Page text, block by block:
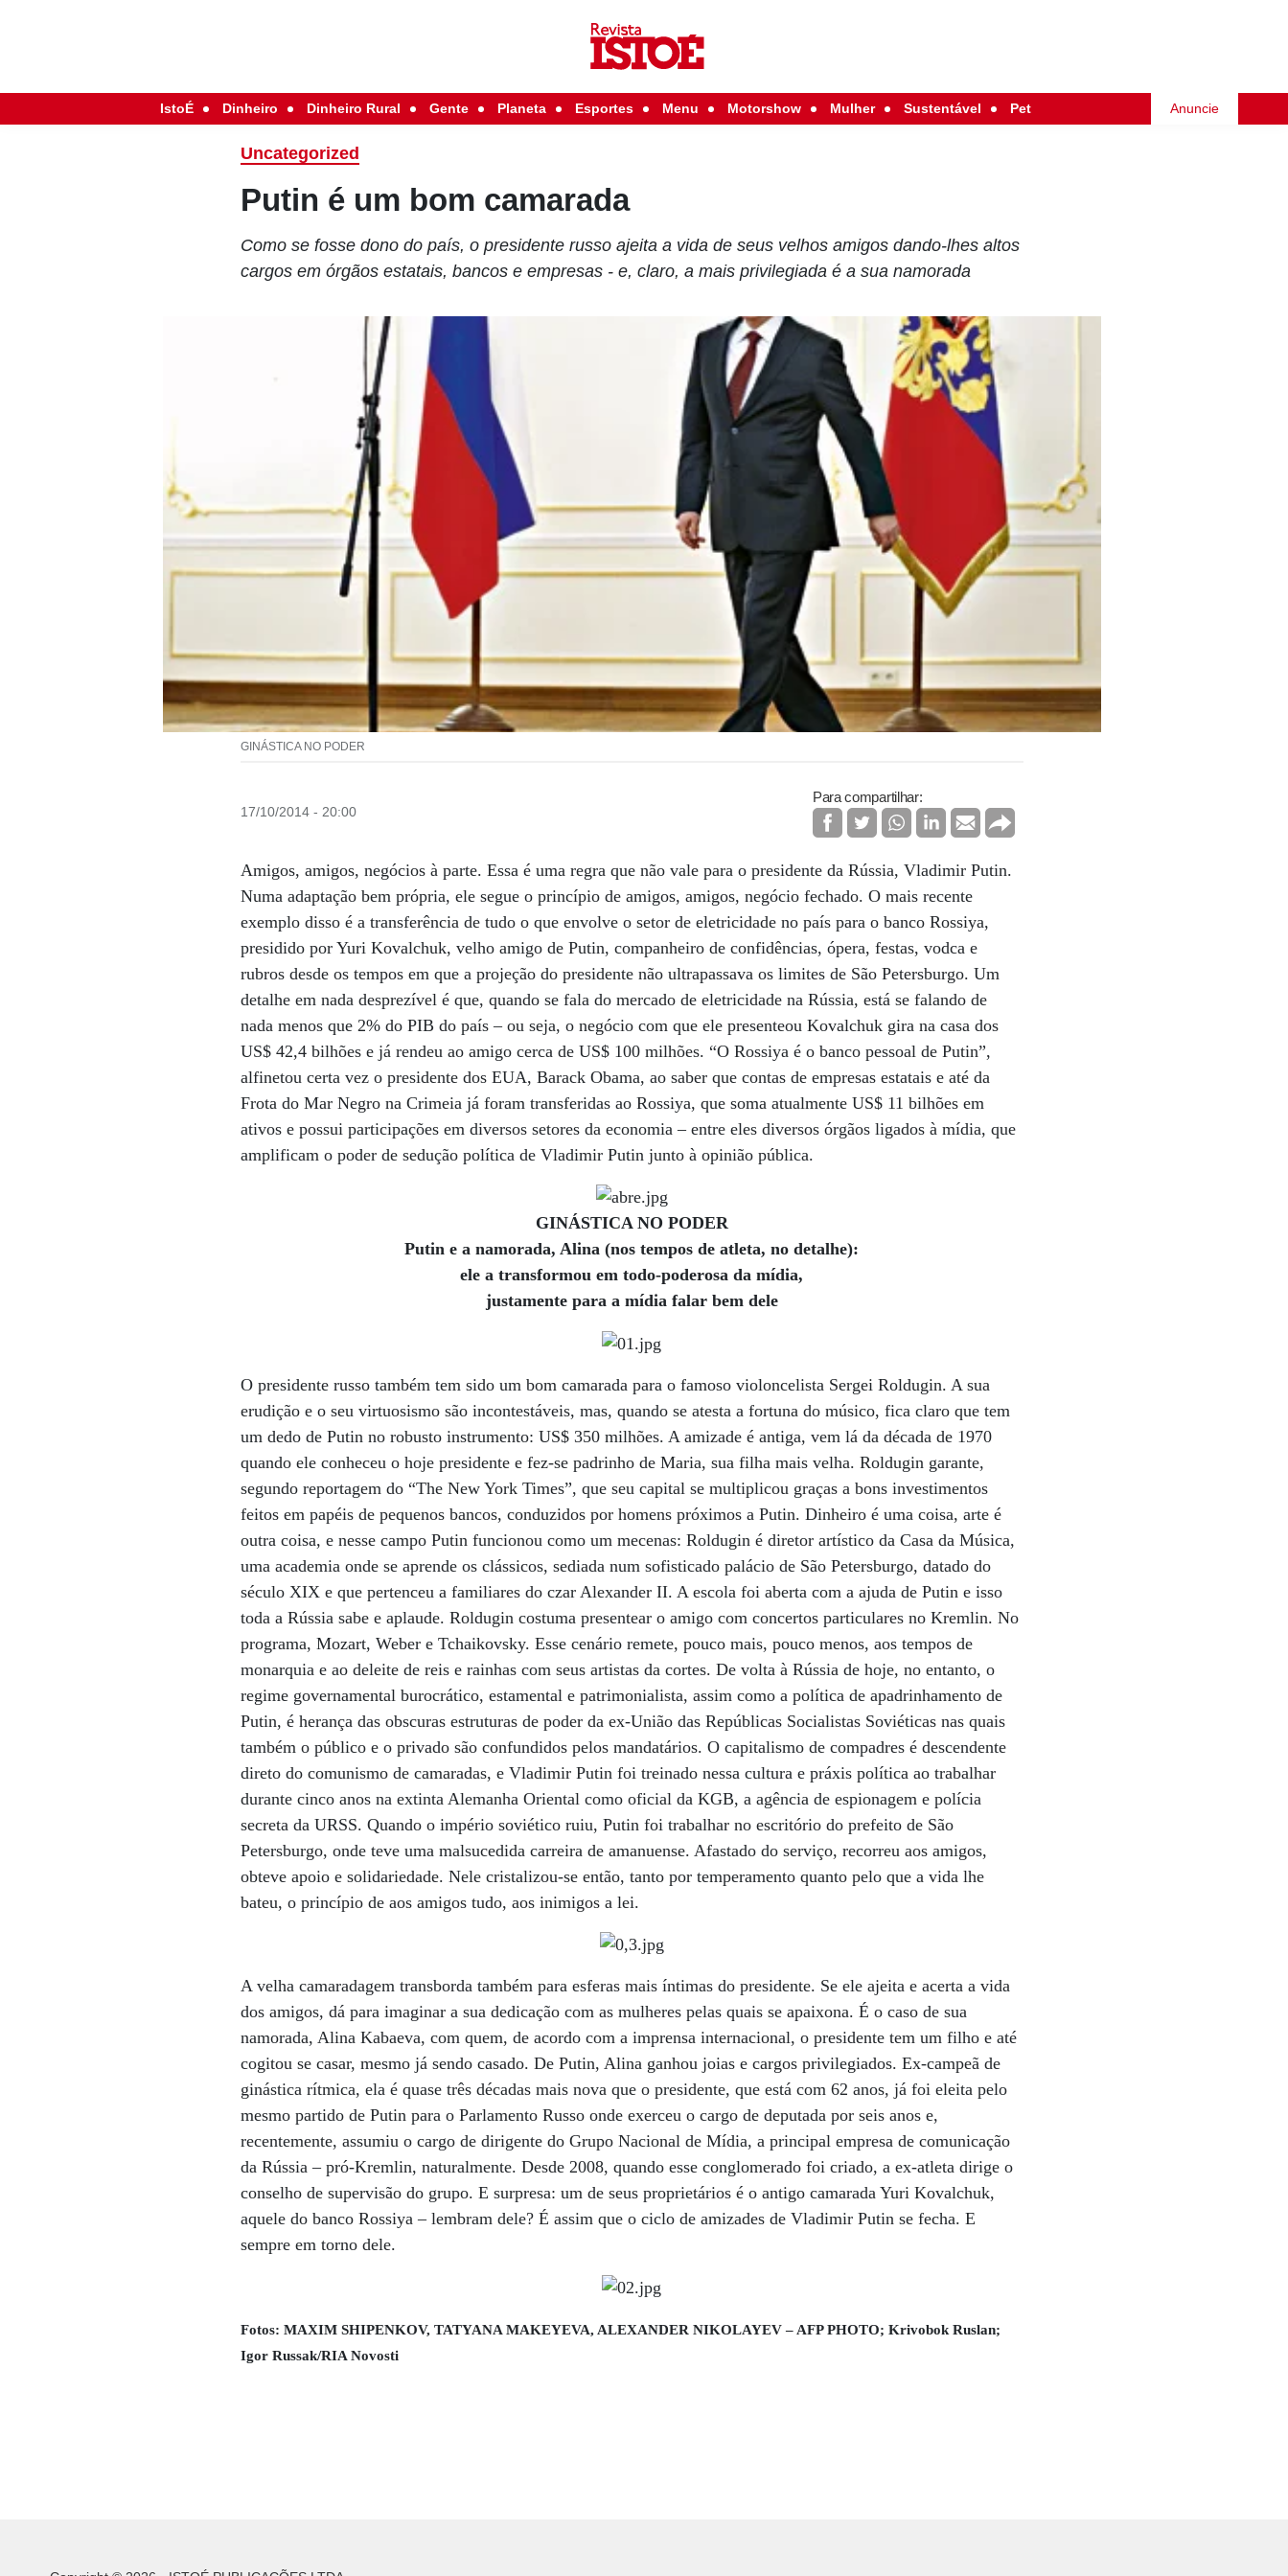
IstoÉ Dinheiro Dinheiro Rural Gente Planeta Esportes Menu Motorshow Mulher Sustentável Pet Anuncie
Uncategorized
Putin é um bom camarada
Como se fosse dono do país, o presidente russo ajeita a vida de seus velhos amigos dando-lhes altos
cargos em órgãos estatais, bancos e empresas - e, claro, a mais privilegiada é a sua namorada
GINÁSTICA NO PODER
17/10/2014 - 20:00
Para compartilhar:
Amigos, amigos, negócios à parte. Essa é uma regra que não vale para o presidente da Rússia, Vladimir Putin.
Numa adaptação bem própria, ele segue o princípio de amigos, amigos, negócio fechado. O mais recente
exemplo disso é a transferência de tudo o que envolve o setor de eletricidade no país para o banco Rossiya,
presidido por Yuri Kovalchuk, velho amigo de Putin, companheiro de confidências, ópera, festas, vodca e
rubros desde os tempos em que a projeção do presidente não ultrapassava os limites de São Petersburgo. Um
detalhe em nada desprezível é que, quando se fala do mercado de eletricidade na Rússia, está se falando de
nada menos que 2% do PIB do país – ou seja, o negócio com que ele presenteou Kovalchuk gira na casa dos
US$ 42,4 bilhões e já rendeu ao amigo cerca de US$ 100 milhões. “O Rossiya é o banco pessoal de Putin”,
alfinetou certa vez o presidente dos EUA, Barack Obama, ao saber que contas de empresas estatais e até da
Frota do Mar Negro na Crimeia já foram transferidas ao Rossiya, que soma atualmente US$ 11 bilhões em
ativos e possui participações em diversos setores da economia – entre eles diversos órgãos ligados à mídia, que
amplificam o poder de sedução política de Vladimir Putin junto à opinião pública.
GINÁSTICA NO PODER
Putin e a namorada, Alina (nos tempos de atleta, no detalhe):
ele a transformou em todo-poderosa da mídia,
justamente para a mídia falar bem dele
O presidente russo também tem sido um bom camarada para o famoso violoncelista Sergei Roldugin. A sua
erudição e o seu virtuosismo são incontestáveis, mas, quando se atesta a fortuna do músico, fica claro que tem
um dedo de Putin no robusto instrumento: US$ 350 milhões. A amizade é antiga, vem lá da década de 1970
quando ele conheceu o hoje presidente e fez-se padrinho de Maria, sua filha mais velha. Roldugin garante,
segundo reportagem do “The New York Times”, que seu capital se multiplicou graças a bons investimentos
feitos em papéis de pequenos bancos, conduzidos por homens próximos a Putin. Dinheiro é uma coisa, arte é
outra coisa, e nesse campo Putin funcionou como um mecenas: Roldugin é diretor artístico da Casa da Música,
uma academia onde se aprende os clássicos, sediada num sofisticado palácio de São Petersburgo, datado do
século XIX e que pertenceu a familiares do czar Alexander II. A escola foi aberta com a ajuda de Putin e isso
toda a Rússia sabe e aplaude. Roldugin costuma presentear o amigo com concertos particulares no Kremlin. No
programa, Mozart, Weber e Tchaikovsky. Esse cenário remete, pouco mais, pouco menos, aos tempos de
monarquia e ao deleite de reis e rainhas com seus artistas da cortes. De volta à Rússia de hoje, no entanto, o
regime governamental burocrático, estamental e patrimonialista, assim como a política de apadrinhamento de
Putin, é herança das obscuras estruturas de poder da ex-União das Repúblicas Socialistas Soviéticas nas quais
também o público e o privado são confundidos pelos mandatários. O capitalismo de compadres é descendente
direto do comunismo de camaradas, e Vladimir Putin foi treinado nessa cultura e práxis política ao trabalhar
durante cinco anos na extinta Alemanha Oriental como oficial da KGB, a agência de espionagem e polícia
secreta da URSS. Quando o império soviético ruiu, Putin foi trabalhar no escritório do prefeito de São
Petersburgo, onde teve uma malsucedida carreira de amanuense. Afastado do serviço, recorreu aos amigos,
obteve apoio e solidariedade. Nele cristalizou-se então, tanto por temperamento quanto pelo que a vida lhe
bateu, o princípio de aos amigos tudo, aos inimigos a lei.
A velha camaradagem transborda também para esferas mais íntimas do presidente. Se ele ajeita e acerta a vida
dos amigos, dá para imaginar a sua dedicação com as mulheres pelas quais se apaixona. É o caso de sua
namorada, Alina Kabaeva, com quem, de acordo com a imprensa internacional, o presidente tem um filho e até
cogitou se casar, mesmo já sendo casado. De Putin, Alina ganhou joias e cargos privilegiados. Ex-campeã de
ginástica rítmica, ela é quase três décadas mais nova que o presidente, que está com 62 anos, já foi eleita pelo
mesmo partido de Putin para o Parlamento Russo onde exerceu o cargo de deputada por seis anos e,
recentemente, assumiu o cargo de dirigente do Grupo Nacional de Mídia, a principal empresa de comunicação
da Rússia – pró-Kremlin, naturalmente. Desde 2008, quando esse conglomerado foi criado, a ex-atleta dirige o
conselho de supervisão do grupo. E surpresa: um de seus proprietários é o antigo camarada Yuri Kovalchuk,
aquele do banco Rossiya – lembram dele? É assim que o ciclo de amizades de Vladimir Putin se fecha. E
sempre em torno dele.
Fotos: MAXIM SHIPENKOV, TATYANA MAKEYEVA, ALEXANDER NIKOLAYEV – AFP PHOTO; Krivobok Ruslan;
Igor Russak/RIA Novosti